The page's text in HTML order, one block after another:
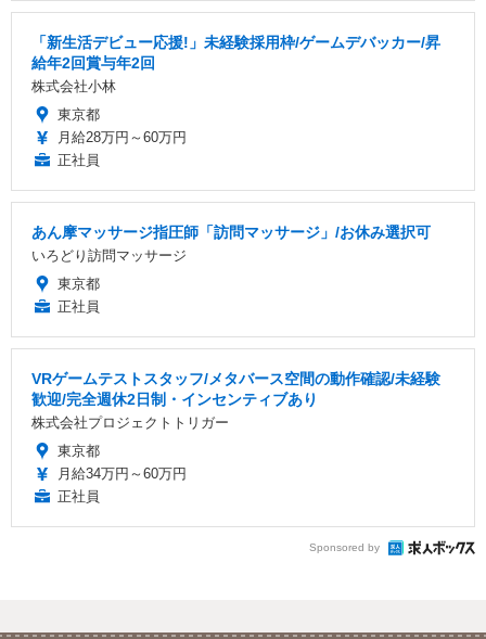
「新生活デビュー応援!」未経験採用枠/ゲームデバッカー/昇
給年2回賞与年2回
株式会社小林
東京都
月給28万円～60万円
正社員
あん摩マッサージ指圧師「訪問マッサージ」/お休み選択可
いろどり訪問マッサージ
東京都
正社員
VRゲームテストスタッフ/メタバース空間の動作確認/未経験
歓迎/完全週休2日制・インセンティブあり
株式会社プロジェクトトリガー
東京都
月給34万円～60万円
正社員
Sponsored by